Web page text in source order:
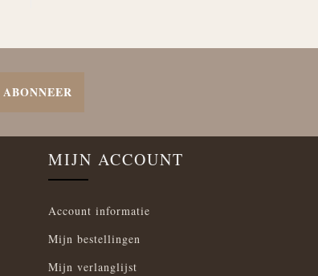
ABONNEER
MIJN ACCOUNT
Account informatie
Mijn bestellingen
Mijn verlanglijst